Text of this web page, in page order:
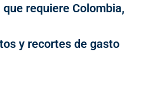
requiere Colombia,
y recortes de gasto